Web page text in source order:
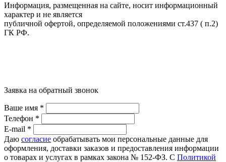
Информация, размещенная на сайте, носит информационный
характер и не является
публичной офертой, определяемой положениями ст.437 ( п.2)
ГК РФ.
Заявка на обратный звонок
Ваше имя *
Телефон *
E-mail *
Даю согласие обрабатывать мои персональные данные для
оформления, доставки заказов и предоставления информации
о товарах и услугах в рамках закона № 152-ФЗ. С Политикой